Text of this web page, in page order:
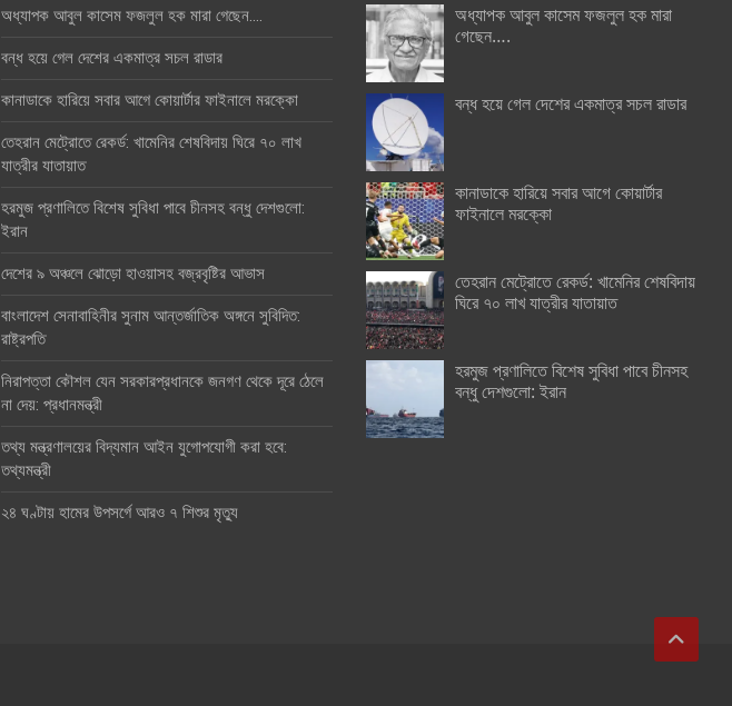
অধ্যাপক আবুল কাসেম ফজলুল হক মারা গেছেন….
বন্ধ হয়ে গেল দেশের একমাত্র সচল রাডার
কানাডাকে হারিয়ে সবার আগে কোয়ার্টার ফাইনালে মরক্কো
তেহরান মেট্রোতে রেকর্ড: খামেনির শেষবিদায় ঘিরে ৭০ লাখ
যাত্রীর যাতায়াত
হরমুজ প্রণালিতে বিশেষ সুবিধা পাবে চীনসহ বন্ধু দেশগুলো:
ইরান
দেশের ৯ অঞ্চলে ঝোড়ো হাওয়াসহ বজ্রবৃষ্টির আভাস
বাংলাদেশ সেনাবাহিনীর সুনাম আন্তর্জাতিক অঙ্গনে সুবিদিত:
রাষ্ট্রপতি
নিরাপত্তা কৌশল যেন সরকারপ্রধানকে জনগণ থেকে দূরে ঠেলে
না দেয়: প্রধানমন্ত্রী
তথ্য মন্ত্রণালয়ের বিদ্যমান আইন যুগোপযোগী করা হবে:
তথ্যমন্ত্রী
২৪ ঘণ্টায় হামের উপসর্গে আরও ৭ শিশুর মৃত্যু
অধ্যাপক আবুল কাসেম ফজলুল হক মারা
গেছেন….
বন্ধ হয়ে গেল দেশের একমাত্র সচল রাডার
কানাডাকে হারিয়ে সবার আগে কোয়ার্টার
ফাইনালে মরক্কো
তেহরান মেট্রোতে রেকর্ড: খামেনির শেষবিদায়
ঘিরে ৭০ লাখ যাত্রীর যাতায়াত
হরমুজ প্রণালিতে বিশেষ সুবিধা পাবে চীনসহ
বন্ধু দেশগুলো: ইরান